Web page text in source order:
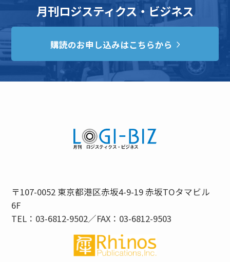
月刊ロジスティクス・ビジネス
購読のお申し込みはこちらから
〒107-0052 東京都港区赤坂4-9-19 赤坂TOタマビル
6F
TEL：03-6812-9502／FAX：03-6812-9503